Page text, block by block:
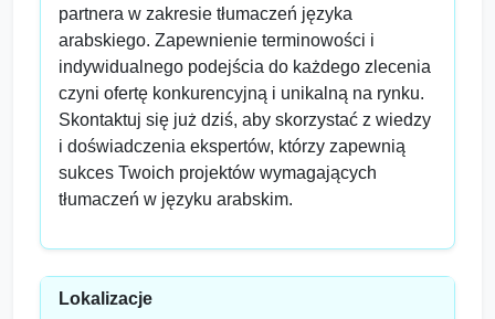
partnera w zakresie tłumaczeń języka
arabskiego. Zapewnienie terminowości i
indywidualnego podejścia do każdego zlecenia
czyni ofertę konkurencyjną i unikalną na rynku.
Skontaktuj się już dziś, aby skorzystać z wiedzy
i doświadczenia ekspertów, którzy zapewnią
sukces Twoich projektów wymagających
tłumaczeń w języku arabskim.
Lokalizacje